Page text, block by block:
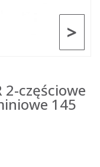
>
częściowe
145